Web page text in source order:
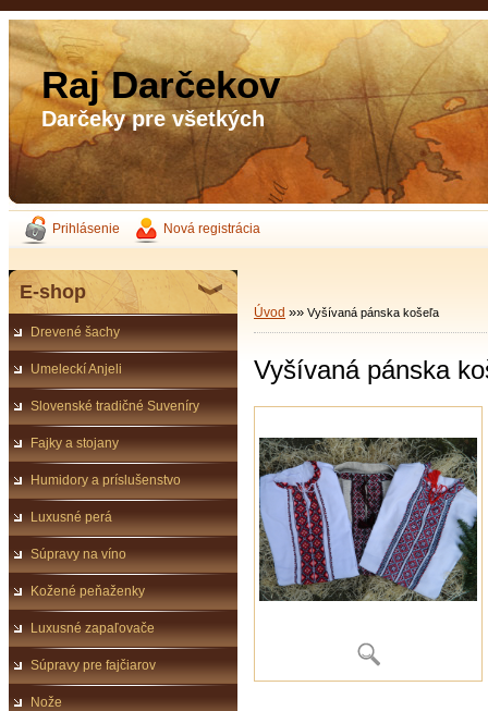
Raj Darčekov
Darčeky pre všetkých
Prihlásenie Nová registrácia
E-shop
Drevené šachy
Umeleckí Anjeli
Slovenské tradičné Suveníry
Fajky a stojany
Humidory a príslušenstvo
Luxusné perá
Súpravy na víno
Kožené peňaženky
Luxusné zapaľovače
Súpravy pre fajčiarov
Nože
Úvod »» Vyšívaná pánska košeľa
Vyšívaná pánska